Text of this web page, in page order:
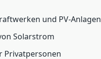
und PV-Anlagen
Solarstrom
Privatpersonen